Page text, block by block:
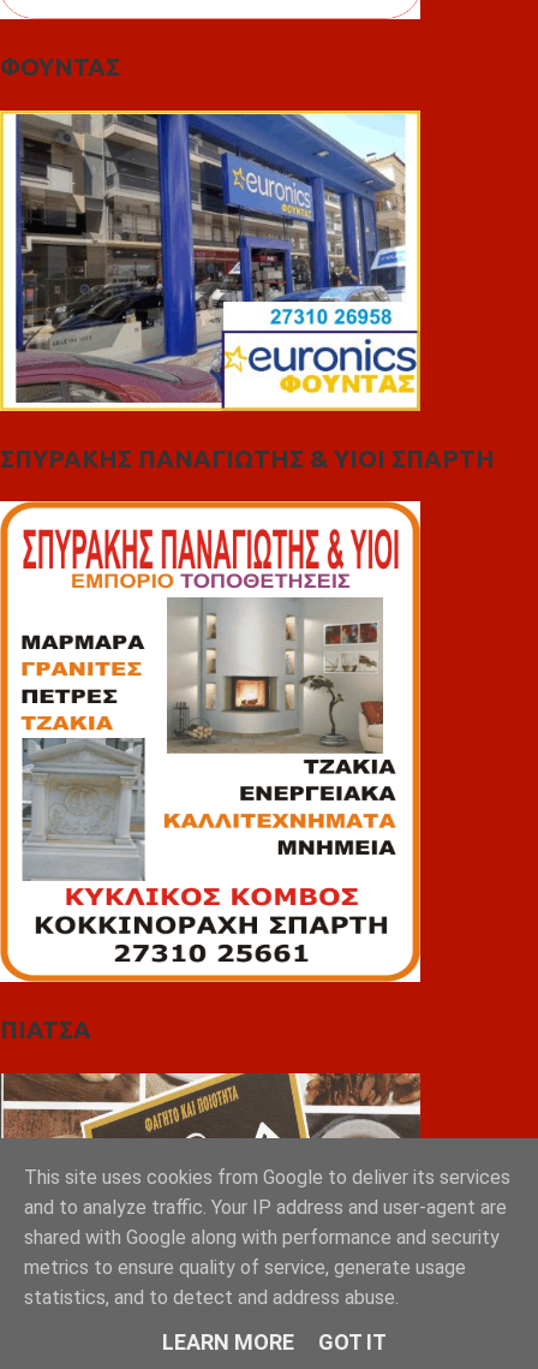
ΦΟΥΝΤΑΣ
ΣΠΥΡΑΚΗΣ ΠΑΝΑΓΙΩΤΗΣ & YIOI ΣΠΑΡΤΗ
ΠΙΑΤΣΑ
This site uses cookies from Google to deliver its services
and to analyze traffic. Your IP address and user-agent are
shared with Google along with performance and security
metrics to ensure quality of service, generate usage
statistics, and to detect and address abuse.
LEARN MORE GOT IT